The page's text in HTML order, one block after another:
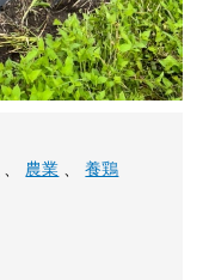
、 農業 、養鶏